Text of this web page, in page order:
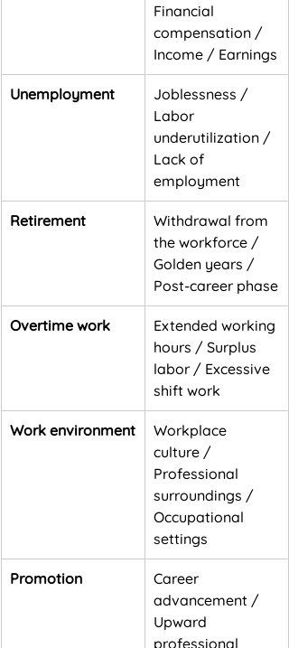
Financial
compensation /
Income / Earnings
Unemployment
Joblessness /
Labor
underutilization /
Lack of
employment
Retirement
Withdrawal from
the workforce /
Golden years /
Post-career phase
Overtime work
Extended working
hours / Surplus
labor / Excessive
shift work
Work environment
Workplace
culture /
Professional
surroundings /
Occupational
settings
Promotion
Career
advancement /
Upward
professional